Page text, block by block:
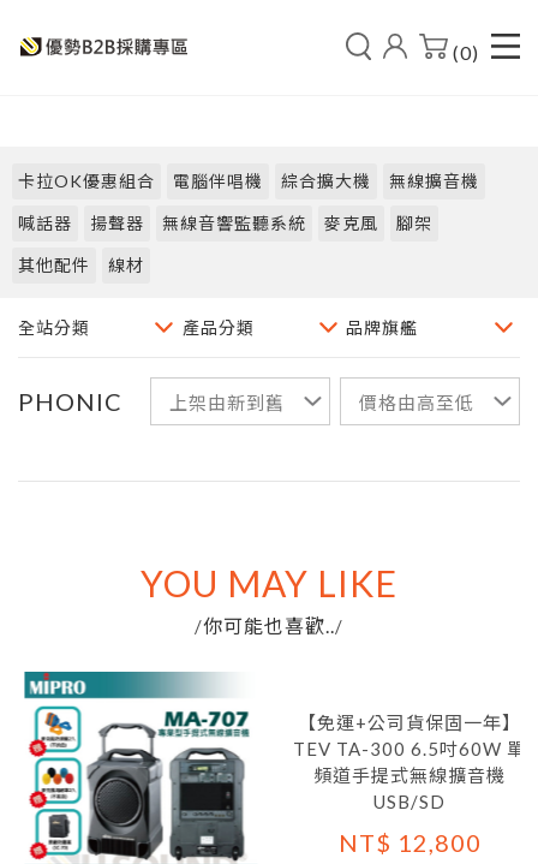
(0)
卡拉OK優惠組合 電腦伴唱機 綜合擴大機 無線擴音機
喊話器 揚聲器 無線音響監聽系統 麥克風 腳架
其他配件 線材
PHONIC
YOU MAY LIKE
/你可能也喜歡../
【免運+公司貨保固一年】
TEV TA-300 6.5吋60W 單
頻道手提式無線擴音機
USB/SD
NT$ 12,800